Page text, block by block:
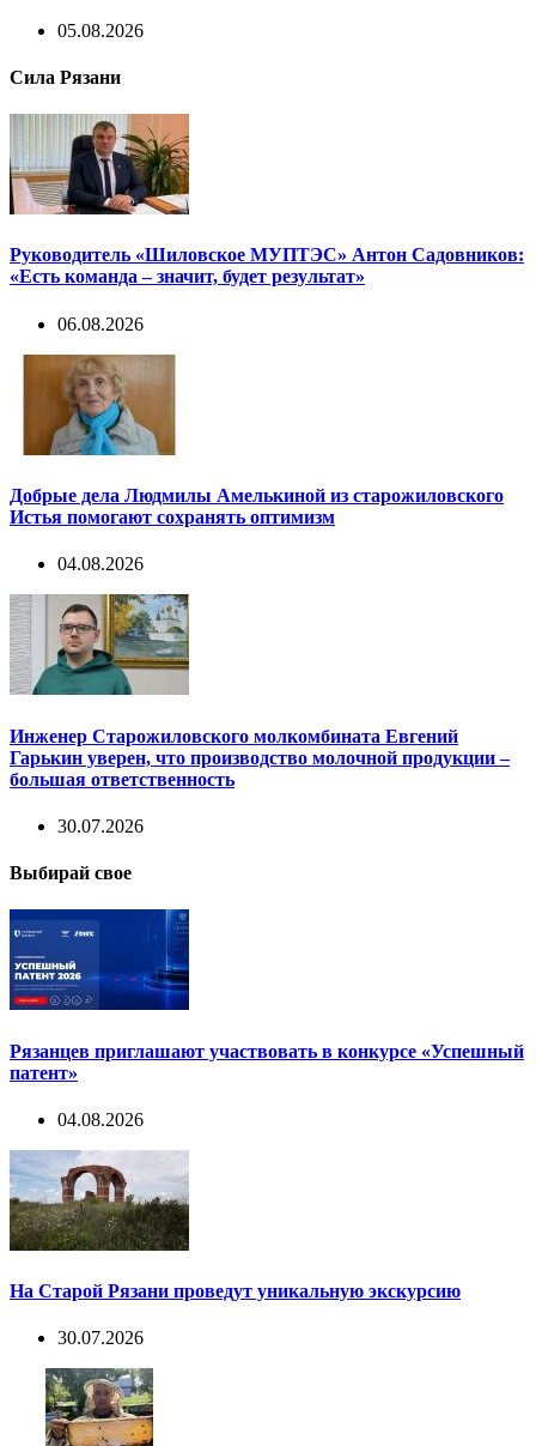
05.08.2026
Сила Рязани
Руководитель «Шиловское МУПТЭС» Антон Садовников:
«Есть команда – значит, будет результат»
06.08.2026
Добрые дела Людмилы Амелькиной из старожиловского
Истья помогают сохранять оптимизм
04.08.2026
Инженер Старожиловского молкомбината Евгений
Гарькин уверен, что производство молочной продукции –
большая ответственность
30.07.2026
Выбирай свое
Рязанцев приглашают участвовать в конкурсе «Успешный
патент»
04.08.2026
На Старой Рязани проведут уникальную экскурсию
30.07.2026